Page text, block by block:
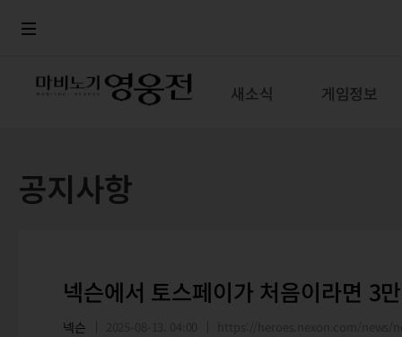
새소식 게임정보
공지사항
넥슨에서 토스페이가 처음이라면 3
넥슨